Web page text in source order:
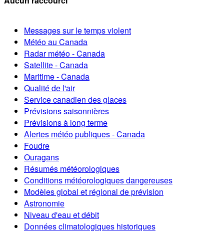
Messages sur le temps violent
Météo au Canada
Radar météo - Canada
Satellite - Canada
Maritime - Canada
Qualité de l'air
Service canadien des glaces
Prévisions saisonnières
Prévisions à long terme
Alertes météo publiques - Canada
Foudre
Ouragans
Résumés météorologiques
Conditions météorologiques dangereuses
Modèles global et régional de prévision
Astronomie
Niveau d'eau et débit
Données climatologiques historiques